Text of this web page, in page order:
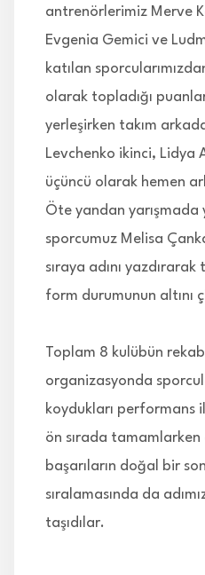
antrenörlerimiz Merve
Evgenia Gemici ve
katılan
olarak topladığı
yerleşirken takım
Levchenko ikinci, Lidya
üçüncü olarak hemen
Öte yandan
sporcumuz Melisa
sıraya adını yazdırarak
form durumunun altını
Toplam 8 kulübün
organizasyonda
koydukları performans
ön sırada tamamlarken
başarıların doğal bir
sıralamasında da
taşıdılar.